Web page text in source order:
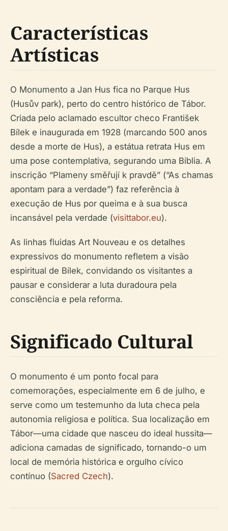
Características
Artísticas
O Monumento a Jan Hus fica no Parque Hus
(Husův park), perto do centro histórico de Tábor.
Criada pelo aclamado escultor checo František
Bílek e inaugurada em 1928 (marcando 500 anos
desde a morte de Hus), a estátua retrata Hus em
uma pose contemplativa, segurando uma Bíblia. A
inscrição “Plameny směřují k pravdě” (“As chamas
apontam para a verdade”) faz referência à
execução de Hus por queima e à sua busca
incansável pela verdade (visittabor.eu).
As linhas fluidas Art Nouveau e os detalhes
expressivos do monumento refletem a visão
espiritual de Bílek, convidando os visitantes a
pausar e considerar a luta duradoura pela
consciência e pela reforma.
Significado Cultural
O monumento é um ponto focal para
comemorações, especialmente em 6 de julho, e
serve como um testemunho da luta checa pela
autonomia religiosa e política. Sua localização em
Tábor—uma cidade que nasceu do ideal hussita—
adiciona camadas de significado, tornando-o um
local de memória histórica e orgulho cívico
contínuo (Sacred Czech).